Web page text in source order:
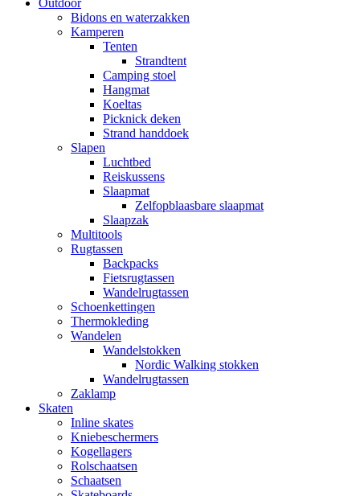
Outdoor
Bidons en waterzakken
Kamperen
Tenten
Strandtent
Camping stoel
Hangmat
Koeltas
Picknick deken
Strand handdoek
Slapen
Luchtbed
Reiskussens
Slaapmat
Zelfopblaasbare slaapmat
Slaapzak
Multitools
Rugtassen
Backpacks
Fietsrugtassen
Wandelrugtassen
Schoenkettingen
Thermokleding
Wandelen
Wandelstokken
Nordic Walking stokken
Wandelrugtassen
Zaklamp
Skaten
Inline skates
Kniebeschermers
Kogellagers
Rolschaatsen
Schaatsen